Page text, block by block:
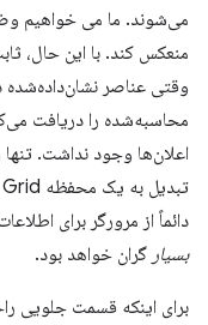
منعکس کند. با این حال،
اعلان‌ها وجود نداشت.
دائماً از مرورگر برای
بسیار گران خواهد بود.
برای اینکه قسمت جلویی